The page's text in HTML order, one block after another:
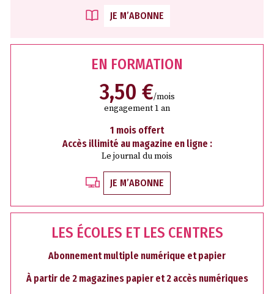
JE M’ABONNE
EN FORMATION
3,50 €/mois
engagement 1 an
1 mois offert
Accès illimité au magazine en ligne :
Le journal du mois
JE M’ABONNE
LES ÉCOLES ET LES CENTRES
Abonnement multiple numérique et papier
À partir de 2 magazines papier et 2 accès numériques